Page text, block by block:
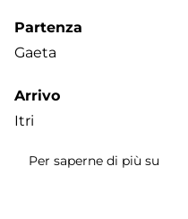
Partenza
Gaeta
Arrivo
Itri
Per saperne di più su